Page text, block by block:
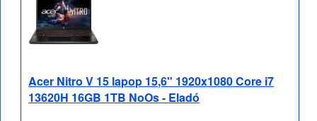
Acer Nitro V 15 lapop 15,6" 1920x1080 Core i7
13620H 16GB 1TB NoOs - Eladó